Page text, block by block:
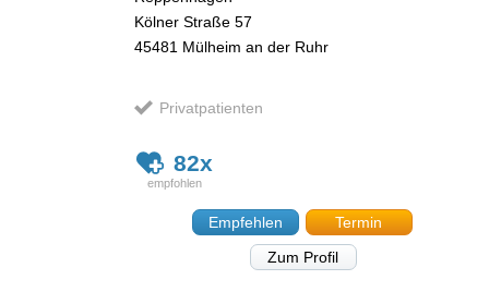
Kölner Straße 57
45481 Mülheim an der Ruhr
Privatpatienten
82x
Empfehlen
Termin
Zum Profil